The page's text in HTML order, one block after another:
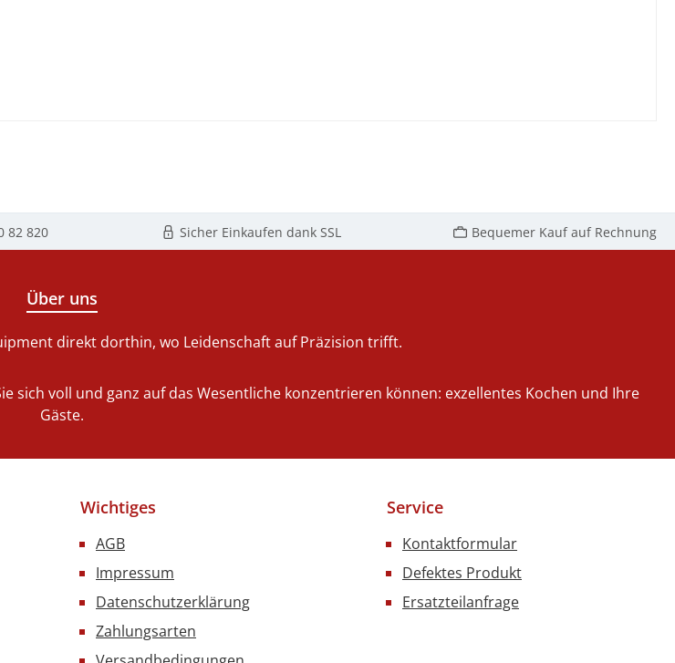
82 820 Sicher Einkaufen dank SSL Bequemer Kauf auf Rechnung
Über uns
direkt dorthin, wo Leidenschaft auf Präzision trifft.
sich voll und ganz auf das Wesentliche konzentrieren können: exzellentes Kochen und Ihre
Gäste.
Wichtiges
AGB
Impressum
Datenschutzerklärung
Zahlungsarten
Service
Kontaktformular
Defektes Produkt
Ersatzteilanfrage